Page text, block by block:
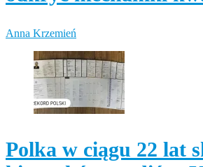
Anna Krzemień
Polka w ciągu 22 lat